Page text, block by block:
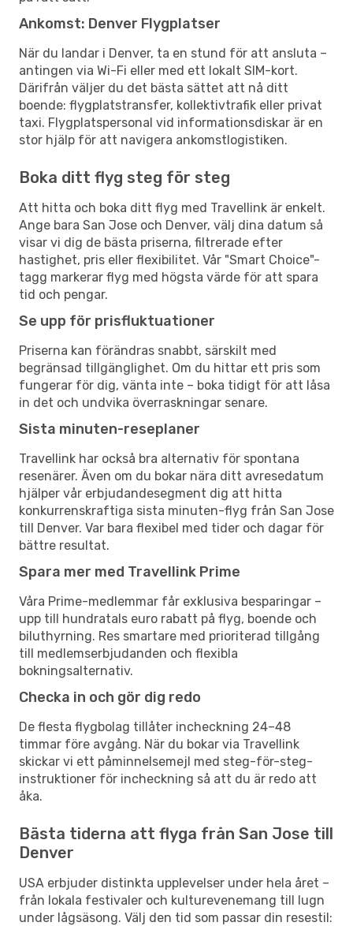
Ankomst: Denver Flygplatser
När du landar i Denver, ta en stund för att ansluta –
antingen via Wi-Fi eller med ett lokalt SIM-kort.
Därifrån väljer du det bästa sättet att nå ditt
boende: flygplatstransfer, kollektivtrafik eller privat
taxi. Flygplatspersonal vid informationsdiskar är en
stor hjälp för att navigera ankomstlogistiken.
Boka ditt flyg steg för steg
Att hitta och boka ditt flyg med Travellink är enkelt.
Ange bara San Jose och Denver, välj dina datum så
visar vi dig de bästa priserna, filtrerade efter
hastighet, pris eller flexibilitet. Vår "Smart Choice"-
tagg markerar flyg med högsta värde för att spara
tid och pengar.
Se upp för prisfluktuationer
Priserna kan förändras snabbt, särskilt med
begränsad tillgänglighet. Om du hittar ett pris som
fungerar för dig, vänta inte – boka tidigt för att låsa
in det och undvika överraskningar senare.
Sista minuten-reseplaner
Travellink har också bra alternativ för spontana
resenärer. Även om du bokar nära ditt avresedatum
hjälper vår erbjudandesegment dig att hitta
konkurrenskraftiga sista minuten-flyg från San Jose
till Denver. Var bara flexibel med tider och dagar för
bättre resultat.
Spara mer med Travellink Prime
Våra Prime-medlemmar får exklusiva besparingar –
upp till hundratals euro rabatt på flyg, boende och
biluthyrning. Res smartare med prioriterad tillgång
till medlemserbjudanden och flexibla
bokningsalternativ.
Checka in och gör dig redo
De flesta flygbolag tillåter incheckning 24–48
timmar före avgång. När du bokar via Travellink
skickar vi ett påminnelsemejl med steg-för-steg-
instruktioner för incheckning så att du är redo att
åka.
Bästa tiderna att flyga från San Jose till
Denver
USA erbjuder distinkta upplevelser under hela året –
från lokala festivaler och kulturevenemang till lugn
under lågsäsong. Välj den tid som passar din resestil: